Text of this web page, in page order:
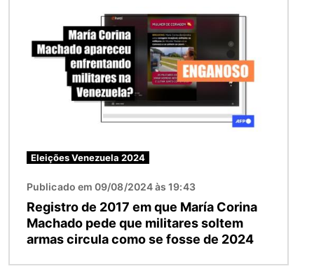
Eleições Venezuela 2024
Publicado em 09/08/2024 às 19:43
Registro de 2017 em que María Corina
Machado pede que militares soltem
armas circula como se fosse de 2024